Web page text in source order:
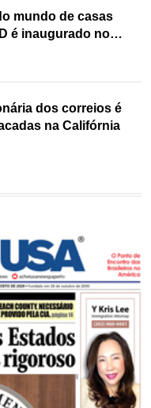
mundo de casas
é inaugurado no
dos correios é
na Califórnia